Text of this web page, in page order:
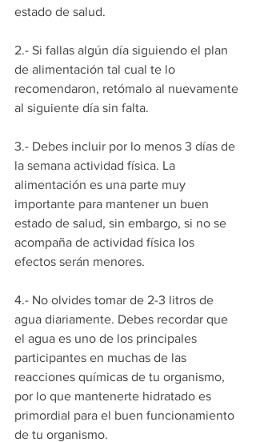
estado de salud.
2.- Si fallas algún día siguiendo el plan
de alimentación tal cual te lo
recomendaron, retómalo al nuevamente
al siguiente día sin falta.
3.- Debes incluir por lo menos 3 días de
la semana actividad física. La
alimentación es una parte muy
importante para mantener un buen
estado de salud, sin embargo, si no se
acompaña de actividad física los
efectos serán menores.
4.- No olvides tomar de 2-3 litros de
agua diariamente. Debes recordar que
el agua es uno de los principales
participantes en muchas de las
reacciones químicas de tu organismo,
por lo que mantenerte hidratado es
primordial para el buen funcionamiento
de tu organismo.